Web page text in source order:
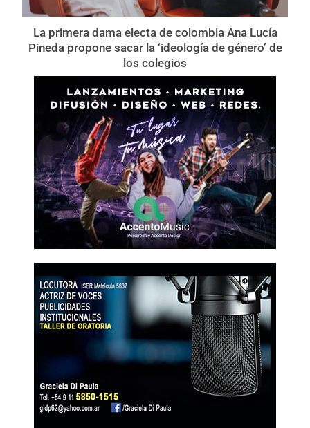
La primera dama electa de colombia Ana Lucía
Pineda propone sacar la ‘ideología de género’ de
los colegios